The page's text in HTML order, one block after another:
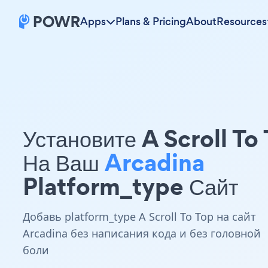
Apps Plans & PricingAboutResources
Установите A Scroll To
На ВашArcadina
Platform_type Сайт
Добавь platform_type A Scroll To Top на сайт
Arcadina без написания кода и без головной
боли